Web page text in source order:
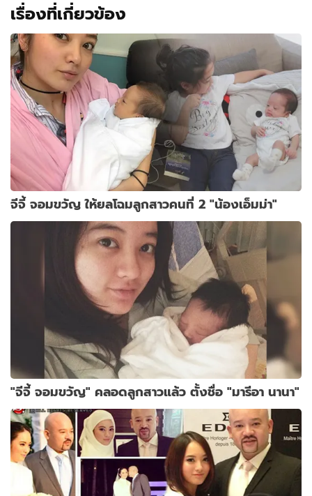
เรื่องที่เกี่ยวข้อง
จีจี้ จอมขวัญ ให้ยลโฉมลูกสาวคนที่ 2 "น้องเอ็มม่า"
"จีจี้ จอมขวัญ" คลอดลูกสาวแล้ว ตั้งชื่อ "มารีอา นานา"